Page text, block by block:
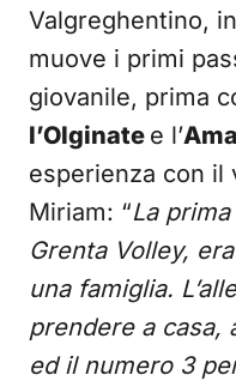
Valgreghentino,
muove i primi
giovanile, prima
l’Olginate e l’
esperienza con il
Miriam: “La
Grenta Volley,
una famiglia.
prendere a casa,
ed il numero 3